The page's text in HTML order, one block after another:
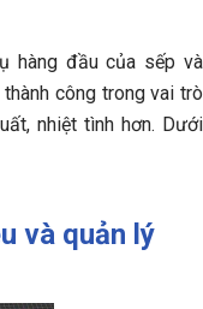
hàng đầu của sếp và
công trong vai trò
nhiệt tình hơn. Dưới
và quản lý